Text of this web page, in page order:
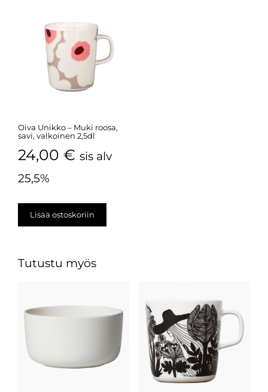
Oiva Unikko – Muki roosa,
savi, valkoinen 2,5dl
24,00 € sis alv
25,5%
Lisää ostoskoriin
Tutustu myös